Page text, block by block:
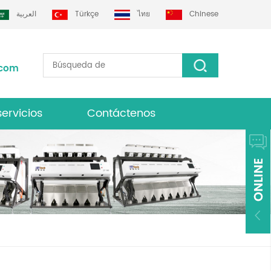
العربية Türkçe ไทย Chinese
Contáctenos